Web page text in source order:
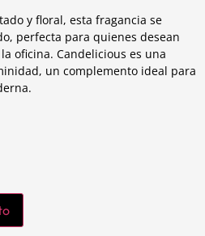
y floral, esta fragancia se
perfecta para quienes desean
oficina. Candelicious es una
un complemento ideal para